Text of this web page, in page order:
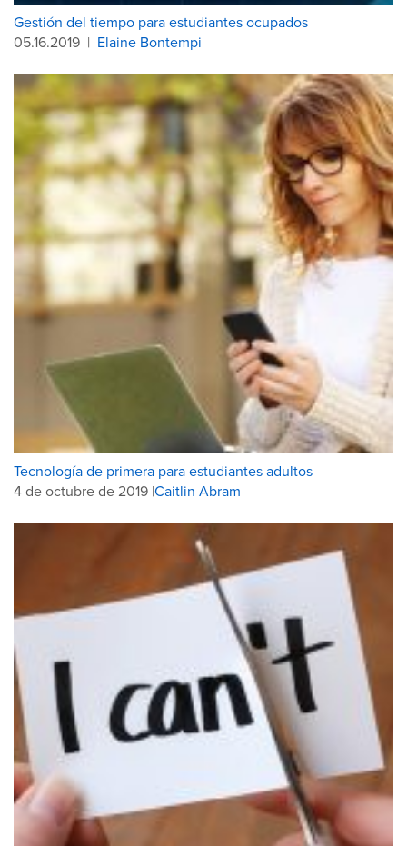
Gestión del tiempo para estudiantes ocupados
05.16.2019 | Elaine Bontempi
Tecnología de primera para estudiantes adultos
4 de octubre de 2019 |Caitlin Abram